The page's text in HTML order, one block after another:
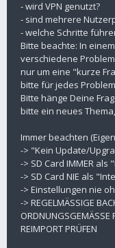
- wird VPN genutzt?
- sind mehrere
- welche Schritte
Bitte beachte: In
verschiedene
nur um eine "kurze
bitte für jedes
Bitte hänge Deine
bitte ein neues
Immer beachten
-> "Kein Update/
-> SD Card IMMER
-> SD Card NIE als
-> Einstellungen nie
-> REGELMÄSSIGE
ORDNUNGSGEMÄSSE
REIMPORT PRÜFEN